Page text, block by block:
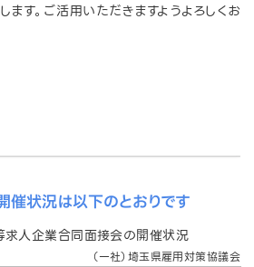
ます。ご活用いただきますようよろしくお
催状況は以下のとおりです
人企業合同面接会の開催状況
（一社）埼玉県雇用対策協議会